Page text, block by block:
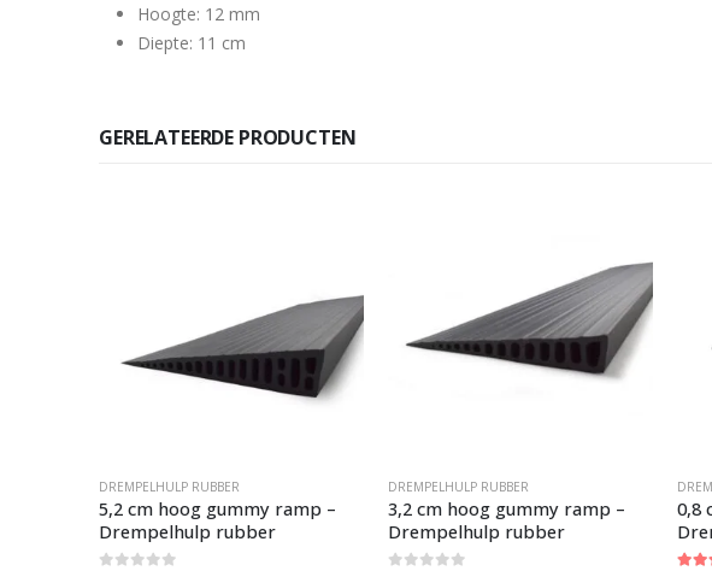
Hoogte: 12 mm
Diepte: 11 cm
GERELATEERDE PRODUCTEN
DREMPELHULP RUBBER
5,2 cm hoog gummy ramp –
Drempelhulp rubber
DREMPELHULP RUBBER
3,2 cm hoog gummy ramp –
Drempelhulp rubber
0,8